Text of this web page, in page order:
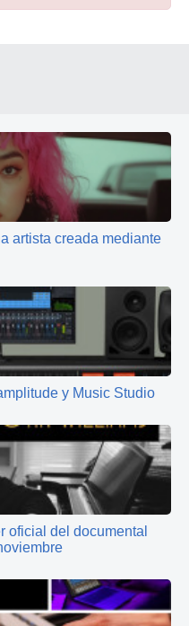
artista creada mediante
y Music Studio
oficial del documental